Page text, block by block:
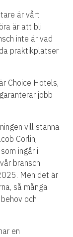
är vårt
är att bli
inte är vad
praktikplatser
Choice Hotels,
jobb
vill stanna
Corlin,
ingår i
bransch
Men det är
så många
och
en